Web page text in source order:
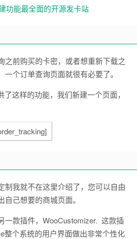
之前购买的卡密，或者想重新下载之
个订单查询页面就很有必要了。
这样的功能，我们新建一个页面，
制我就不在这里介绍了，您可以自由
己想要的商城页面。
一款插件，WooCustomizer. 这款插
整个系统的用户界面做出非常个性化